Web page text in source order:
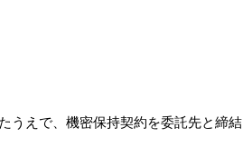
うえで、機密保持契約を委託先と締結